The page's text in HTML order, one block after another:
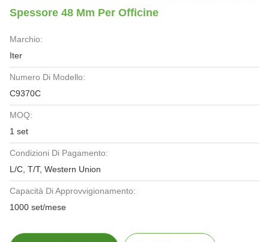
Spessore 48 Mm Per Officine
Marchio:
Iter
Numero Di Modello:
C9370C
MOQ:
1 set
Condizioni Di Pagamento:
L/C, T/T, Western Union
Capacità Di Approvvigionamento:
1000 set/mese